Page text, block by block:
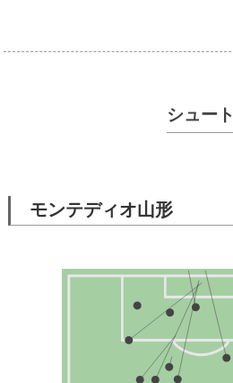
シュート
モンテディオ山形